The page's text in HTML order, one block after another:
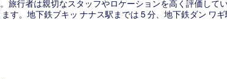
旅行者は親切なスタッフやロケーションを高く評価して
す。地下鉄ブキッ ナナス駅までは 5 分、地下鉄ダン ワギ